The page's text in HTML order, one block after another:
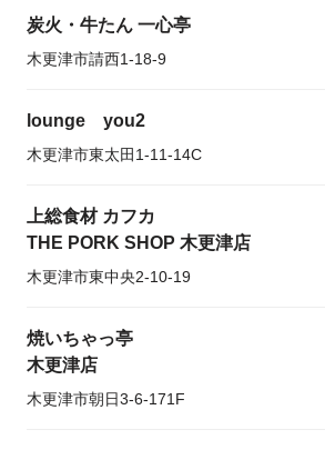
炭火・牛たん 一心亭
木更津市請西1-18-9
lounge you2
木更津市東太田1-11-14C
上総食材 カフカ
THE PORK SHOP 木更津店
木更津市東中央2-10-19
焼いちゃっ亭
木更津店
木更津市朝日3-6-171F